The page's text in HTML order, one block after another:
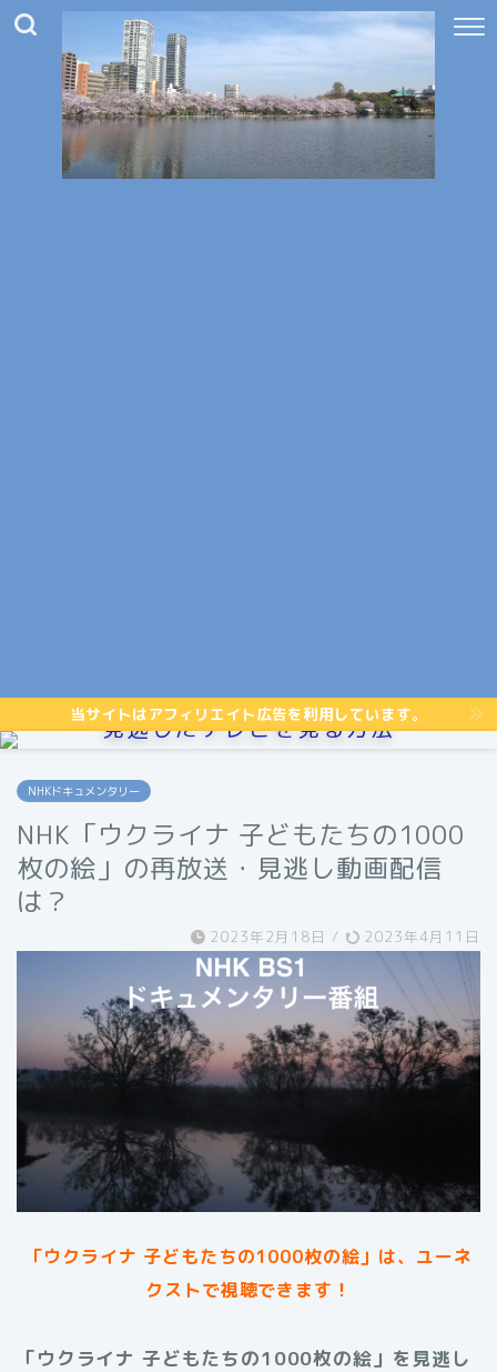
当サイトはアフィリエイト広告を利用しています。
見逃したテレビを見る方法
NHKドキュメンタリー
NHK「ウクライナ 子どもたちの1000
枚の絵」の再放送・見逃し動画配信
は？
2023年2月18日 / 2023年4月11日
「ウクライナ 子どもたちの1000枚の絵」は、ユーネ
クストで視聴できます！
「ウクライナ 子どもたちの1000枚の絵」を見逃し